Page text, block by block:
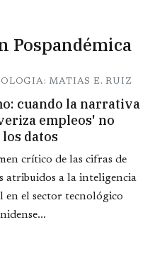
Pospandémica
MATIAS E. RUIZ
cuando la narrativa
empleos' no
datos
crítico de las cifras de
atribuidos a la inteligencia
en el sector tecnológico